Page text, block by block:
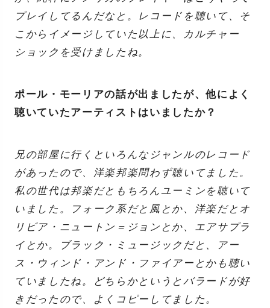
プレイしてるんだなと。レコードを聴いて、そ
こからイメージしていた以上に、カルチャー
ショックを受けましたね。
ポール・モーリアの話が出ましたが、他によく
聴いていたアーティストはいましたか？
兄の部屋に行くといろんなジャンルのレコード
があったので、洋楽邦楽問わず聴いてました。
私の世代は邦楽だともちろんユーミンを聴いて
いました。フォーク系だと風とか、洋楽だとオ
リビア・ニュートン＝ジョンとか、エアサプラ
イとか。ブラック・ミュージックだと、アー
ス・ウィンド・アンド・ファイアーとかも聴い
ていましたね。どちらかというとバラードが好
きだったので、よくコピーしてました。